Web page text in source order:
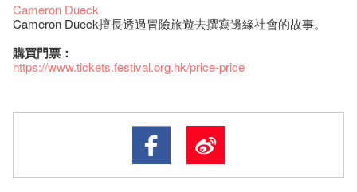
Cameron Dueck
Cameron Dueck擅長透過冒險旅遊去撰寫邊緣社會的故事。
購買門票：
https://www.tickets.festival.org.hk/price-price